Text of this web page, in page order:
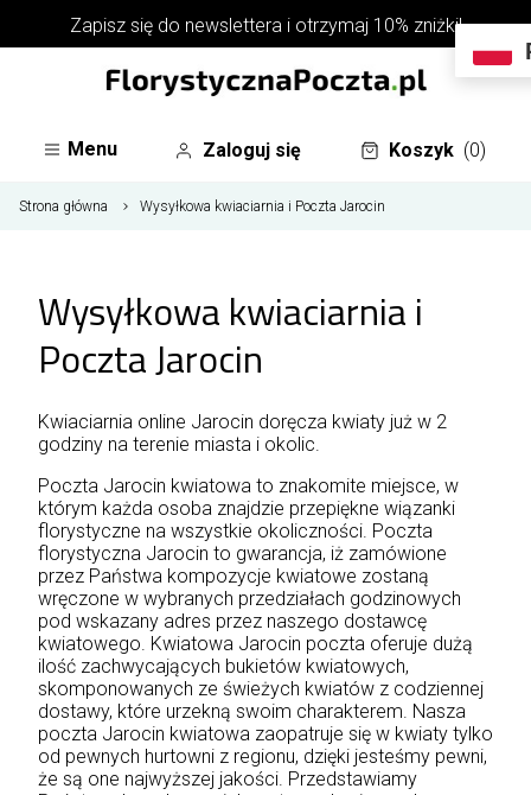
Zapisz się do newsletterai otrzymaj 10% zniżki!
Menu Zaloguj się Koszyk (0)
Strona główna Wysyłkowa kwiaciarnia i Poczta Jarocin
Wysyłkowa kwiaciarnia i
Poczta Jarocin
Kwiaciarnia online Jarocin doręcza kwiaty już w 2
godziny na terenie miasta i okolic.
Poczta Jarocin kwiatowa to znakomite miejsce, w
którym każda osoba znajdzie przepiękne wiązanki
florystyczne na wszystkie okoliczności. Poczta
florystyczna Jarocin to gwarancja, iż zamówione
przez Państwa kompozycje kwiatowe zostaną
wręczone w wybranych przedziałach godzinowych
pod wskazany adres przez naszego dostawcę
kwiatowego. Kwiatowa Jarocin poczta oferuje dużą
ilość zachwycających bukietów kwiatowych,
skomponowanych ze świeżych kwiatów z codziennej
dostawy, które urzekną swoim charakterem. Nasza
poczta Jarocin kwiatowa zaopatruje się w kwiaty tylko
od pewnych hurtowni z regionu, dzięki jesteśmy pewni,
że są one najwyższej jakości. Przedstawiamy